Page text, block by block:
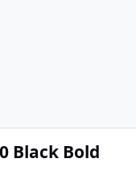
Black Bold